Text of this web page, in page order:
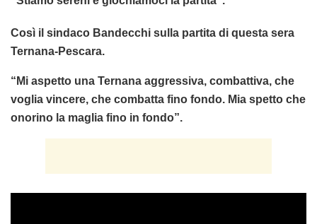
Così il sindaco Bandecchi sulla partita di questa sera
Ternana-Pescara.
“Mi aspetto una Ternana aggressiva, combattiva, che
voglia vincere, che combatta fino fondo. Mia spetto che
onorino la maglia fino in fondo”.